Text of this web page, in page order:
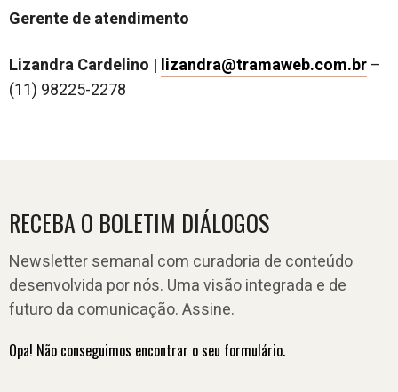
Gerente de atendimento
Lizandra Cardelino | lizandra@tramaweb.com.br–
(11) 98225-2278
RECEBA O BOLETIM DIÁLOGOS
Newsletter semanal com curadoria de conteúdo
desenvolvida por nós. Uma visão integrada e de
futuro da comunicação. Assine.
Opa! Não conseguimos encontrar o seu formulário.